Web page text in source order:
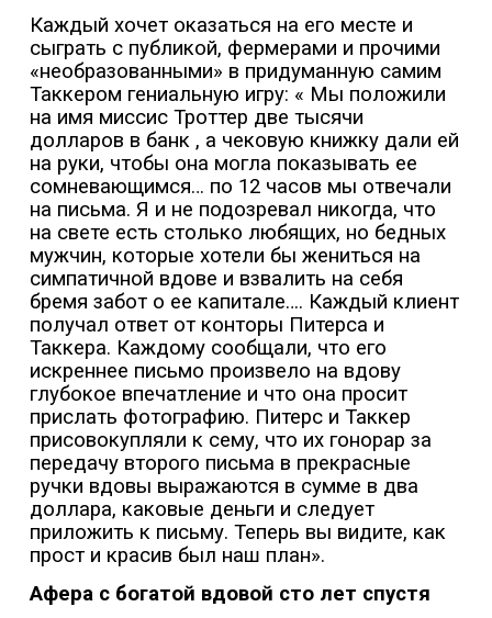
Каждый хочет оказаться на его месте и
сыграть с публикой, фермерами и прочими
«необразованными» в придуманную самим
Таккером гениальную игру: « Мы положили
на имя миссис Троттер две тысячи
долларов в банк , а чековую книжку дали ей
на руки, чтобы она могла показывать ее
сомневающимся… по 12 часов мы отвечали
на письма. Я и не подозревал никогда, что
на свете есть столько любящих, но бедных
мужчин, которые хотели бы жениться на
симпатичной вдове и взвалить на себя
бремя забот о ее капитале…. Каждый клиент
получал ответ от конторы Питерса и
Таккера. Каждому сообщали, что его
искреннее письмо произвело на вдову
глубокое впечатление и что она просит
прислать фотографию. Питерс и Таккер
присовокупляли к сему, что их гонорар за
передачу второго письма в прекрасные
ручки вдовы выражаются в сумме в два
доллара, каковые деньги и следует
приложить к письму. Теперь вы видите, как
прост и красив был наш план».
Афера с богатой вдовой сто лет спустя